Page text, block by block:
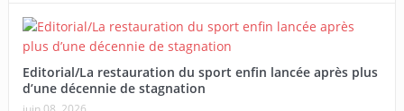
Editorial/La restauration du sport enfin lancée après plus
d’une décennie de stagnation